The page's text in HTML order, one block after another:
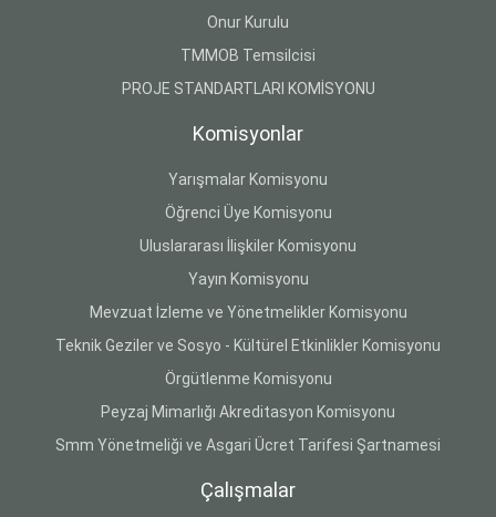
Onur Kurulu
TMMOB Temsilcisi
PROJE STANDARTLARI KOMİSYONU
Komisyonlar
Yarışmalar Komisyonu
Öğrenci Üye Komisyonu
Uluslararası İlişkiler Komisyonu
Yayın Komisyonu
Mevzuat İzleme ve Yönetmelikler Komisyonu
Teknik Geziler ve Sosyo - Kültürel Etkinlikler Komisyonu
Örgütlenme Komisyonu
Peyzaj Mimarlığı Akreditasyon Komisyonu
Smm Yönetmeliği ve Asgari Ücret Tarifesi Şartnamesi
Çalışmalar